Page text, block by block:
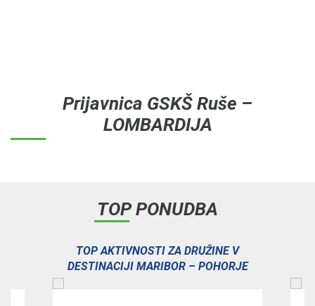
Prijavnica GSKŠ Ruše –
LOMBARDIJA
TOP PONUDBA
TOP AKTIVNOSTI ZA DRUŽINE V
DESTINACIJI MARIBOR – POHORJE